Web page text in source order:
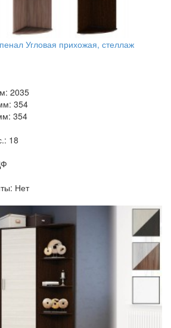
Угловая прихожая, стеллаж
2035
354
354
18
Нет